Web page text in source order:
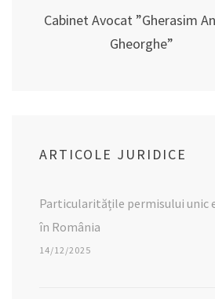
Cabinet Avocat ”Gherasim
Gheorghe”
ARTICOLE JURIDICE
Particularitățile permisului
în România
14/12/2025